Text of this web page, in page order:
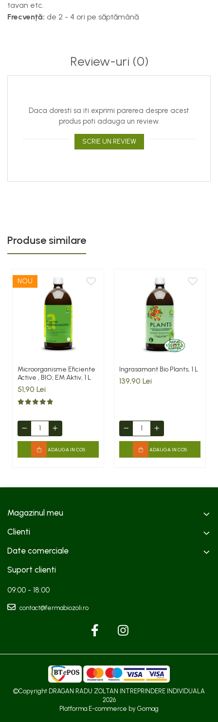
tavan etc.
Frecvență: de 2 - 4 ori pe săptămână
Review-uri (0)
Daca doresti sa iti exprimi parerea despre acest
produs poti adauga un review.
SCRIE UN REVIEW
Produse similare
NOU
Microorganisme Eficiente
Active , BIO, EM Aktiv, 1 L
51,90 Lei
ADAUGA IN COS
Ingrasamant Bio Plants, 1 L
139,90 Lei
ADAUGA IN COS
Magazinul meu
Clienti
Date comerciale
Suport clienti
09:00 - 18:00
contact@fermabiozoli.ro
©Copyright DRAGAN RADU ZOLTAN INTREPRINDERE INDIVIDUALA
2026
Platforma E-commerce by Gomag